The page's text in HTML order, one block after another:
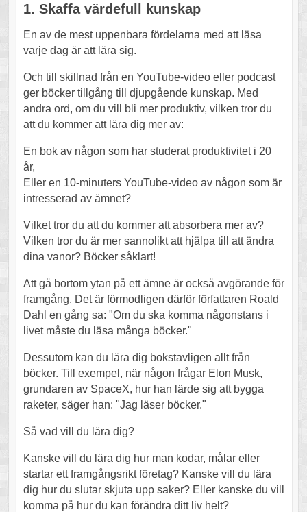
1. Skaffa värdefull kunskap
En av de mest uppenbara fördelarna med att läsa
varje dag är att lära sig.
Och till skillnad från en YouTube-video eller podcast
ger böcker tillgång till djupgående kunskap. Med
andra ord, om du vill bli mer produktiv, vilken tror du
att du kommer att lära dig mer av:
En bok av någon som har studerat produktivitet i 20
år,
Eller en 10-minuters YouTube-video av någon som är
intresserad av ämnet?
Vilket tror du att du kommer att absorbera mer av?
Vilken tror du är mer sannolikt att hjälpa till att ändra
dina vanor? Böcker såklart!
Att gå bortom ytan på ett ämne är också avgörande för
framgång. Det är förmodligen därför författaren Roald
Dahl en gång sa: "Om du ska komma någonstans i
livet måste du läsa många böcker."
Dessutom kan du lära dig bokstavligen allt från
böcker. Till exempel, när någon frågar Elon Musk,
grundaren av SpaceX, hur han lärde sig att bygga
raketer, säger han: "Jag läser böcker."
Så vad vill du lära dig?
Kanske vill du lära dig hur man kodar, målar eller
startar ett framgångsrikt företag? Kanske vill du lära
dig hur du slutar skjuta upp saker? Eller kanske du vill
komma på hur du kan förändra ditt liv helt?